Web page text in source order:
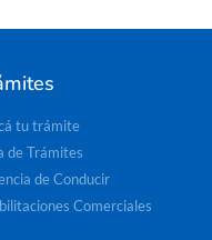
tu trámite
de Trámites
de Conducir
Comerciales